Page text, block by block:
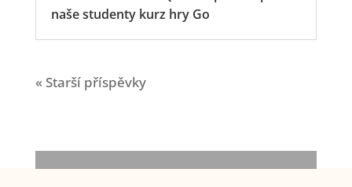
naše studenty kurz hry Go
« Starší příspěvky